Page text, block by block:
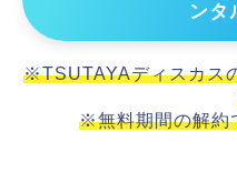
ンタ
※TSUTAYAディスカス
※無料期間の解約